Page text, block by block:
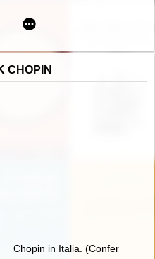
dokumentów prywatnych
CHOPIN
Chopin in Italia. (Conferenze